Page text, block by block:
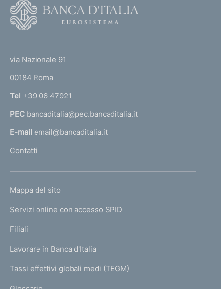
r
n
a
l
'
m
e
a
g
via Nazionale 91
00184 Roma
Tel +39 06 47921
PEC bancaditalia@pec.bancaditalia.it
E-mail email@bancaditalia.it
Contatti
L
N
K
T
I
Mappa del sito
Servizi online con accesso SPID
Filiali
Lavorare in Banca d'Italia
Tassi effettivi globali medi (TEGM)